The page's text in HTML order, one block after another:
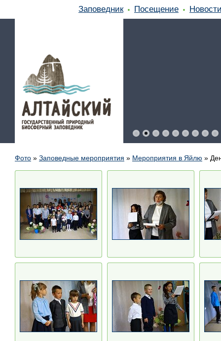
Заповедник Посещение
Фото » Заповедные мероприятия » Мероприятия в Яйлю »